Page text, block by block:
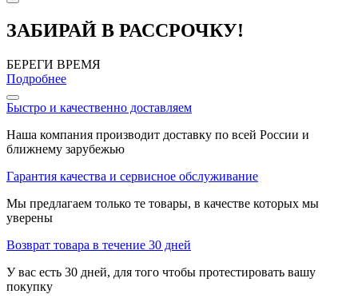
ЗАБИРАЙ В РАССРОЧКУ!
БЕРЕГИ ВРЕМЯ
Подробнее
Быстро и качественно доставляем
Наша компания производит доставку по всей России и
ближнему зарубежью
Гарантия качества и сервисное обслуживание
Мы предлагаем только те товары, в качестве которых мы
уверены
Возврат товара в течение 30 дней
У вас есть 30 дней, для того чтобы протестировать вашу
покупку